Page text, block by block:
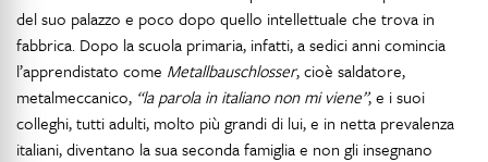
del suo palazzo e poco dopo quello intellettuale che trova in
fabbrica. Dopo la scuola primaria, infatti, a sedici anni comincia
l’apprendistato come Metallbauschlosser, cioè saldatore,
metalmeccanico, “la parola in italiano non mi viene”, e i suoi
colleghi, tutti adulti, molto più grandi di lui, e in netta prevalenza
italiani, diventano la sua seconda famiglia e non gli insegnano